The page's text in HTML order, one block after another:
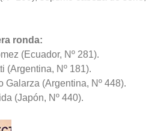
ronda:
(Ecuador, Nº 281).
(Argentina, Nº 181).
Galarza (Argentina, Nº 448).
(Japón, Nº 440).